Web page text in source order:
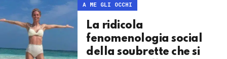
A ME GLI OCCHI
La ridicola
fenomenologia social
della soubrette che si